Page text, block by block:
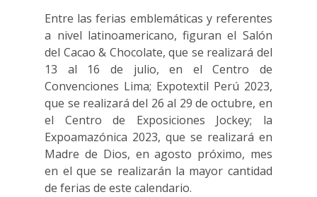
Entre las ferias emblemáticas y referentes
a nivel latinoamericano, figuran el Salón
del Cacao & Chocolate, que se realizará del
13 al 16 de julio, en el Centro de
Convenciones Lima; Expotextil Perú 2023,
que se realizará del 26 al 29 de octubre, en
el Centro de Exposiciones Jockey; la
Expoamazónica 2023, que se realizará en
Madre de Dios, en agosto próximo, mes
en el que se realizarán la mayor cantidad
de ferias de este calendario.